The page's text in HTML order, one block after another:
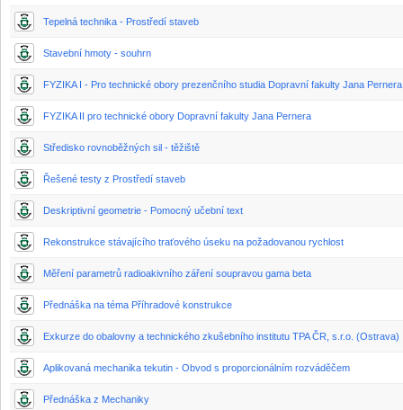
Tepelná technika - Prostředí staveb
Stavební hmoty - souhrn
FYZIKA I - Pro technické obory prezenčního studia Dopravní fakulty Jana Pernera
FYZIKA II pro technické obory Dopravní fakulty Jana Pernera
Středisko rovnoběžných sil - těžiště
Řešené testy z Prostředí staveb
Deskriptivní geometrie - Pomocný učební text
Rekonstrukce stávajícího traťového úseku na požadovanou rychlost
Měření parametrů radioakivního záření soupravou gama beta
Přednáška na téma Příhradové konstrukce
Exkurze do obalovny a technického zkušebního institutu TPA ČR, s.r.o. (Ostrava)
Aplikovaná mechanika tekutin - Obvod s proporcionálním rozváděčem
Přednáška z Mechaniky